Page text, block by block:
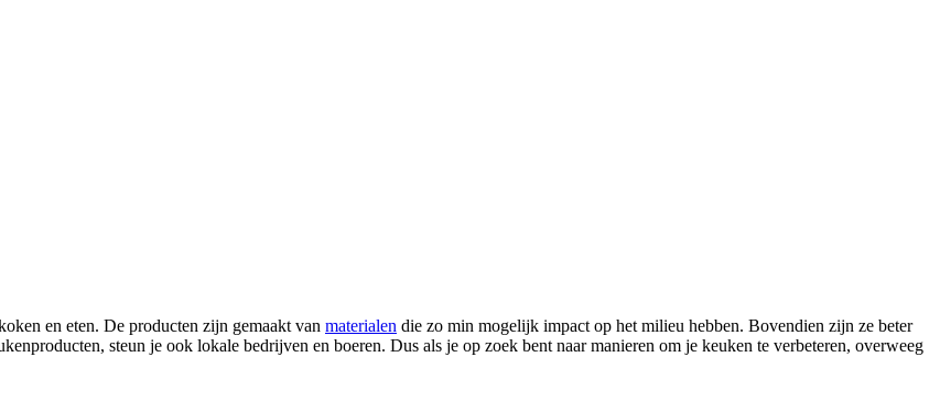
en eten. De producten zijn gemaakt van materialen die zo min mogelijk impact op het milieu hebben. Bovendien zijn ze beter
steun je ook lokale bedrijven en boeren. Dus als je op zoek bent naar manieren om je keuken te verbeteren, overweeg